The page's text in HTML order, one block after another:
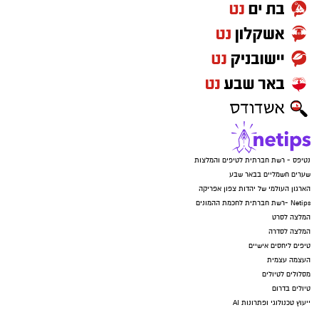
נטיפס - רשת חברתית לטיפים והמלצות
שערים חשמליים בבאר שבע
הארגון העולמי של יהדות צפון אפריקה
Netips -רשת חברתית לחכמת ההמונים
המלצה לסרט
המלצה לסדרה
טיפים ליחסים אישיים
העצמה עצמית
מסלולים לטיולים
טיולים בדרום
ייעוץ טכנולוגי ופתרונות AI